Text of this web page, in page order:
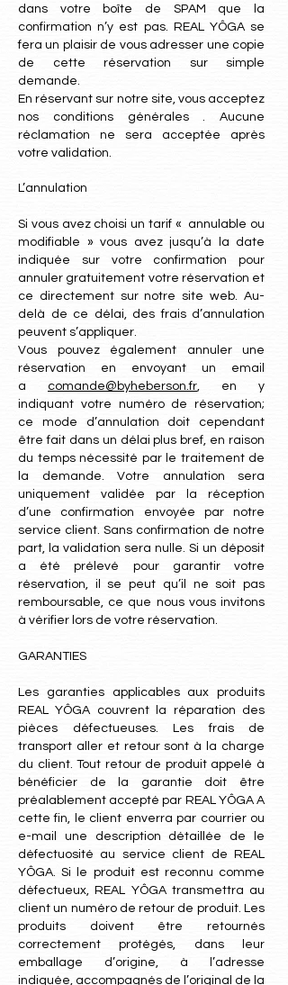
dans votre boîte de SPAM que la
confirmation n’y est pas. REAL YÔGA se
fera un plaisir de vous adresser une copie
de cette réservation sur simple
demande.
En réservant sur notre site, vous acceptez
nos conditions générales . Aucune
réclamation ne sera acceptée après
votre validation.
L’annulation
Si vous avez choisi un tarif « annulable ou
modifiable » vous avez jusqu’à la date
indiquée sur votre confirmation pour
annuler gratuitement votre réservation et
ce directement sur notre site web. Au-
delà de ce délai, des frais d’annulation
peuvent s’appliquer.
Vous pouvez également annuler une
réservation en envoyant un email
a comande@byheberson.fr, en y
indiquant votre numéro de réservation;
ce mode d’annulation doit cependant
être fait dans un délai plus bref, en raison
du temps nécessité par le traitement de
la demande. Votre annulation sera
uniquement validée par la réception
d’une confirmation envoyée par notre
service client. Sans confirmation de notre
part, la validation sera nulle. Si un déposit
a été prélevé pour garantir votre
réservation, il se peut qu’il ne soit pas
remboursable, ce que nous vous invitons
à vérifier lors de votre réservation.
GARANTIES
Les garanties applicables aux produits
REAL YÔGA couvrent la réparation des
pièces défectueuses. Les frais de
transport aller et retour sont à la charge
du client. Tout retour de produit appelé à
bénéficier de la garantie doit être
préalablement accepté par REAL YÔGA A
cette fin, le client enverra par courrier ou
e-mail une description détaillée de le
défectuosité au service client de REAL
YÔGA. Si le produit est reconnu comme
défectueux, REAL YÔGA transmettra au
client un numéro de retour de produit. Les
produits doivent être retournés
correctement protégés, dans leur
emballage d’origine, à l’adresse
indiquée, accompagnés de l’original de la